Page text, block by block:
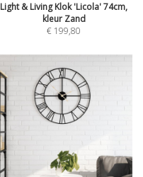
Light & Living Klok 'Licola' 74cm,
kleur Zand
€ 199,80